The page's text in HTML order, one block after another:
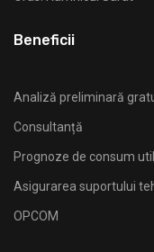
Beneficii
Analiză preliminară
Consultanță
Prognoze de consum
Asigurarea suportului
OPCOM